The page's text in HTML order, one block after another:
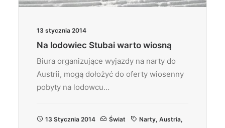
13 stycznia 2014
Na lodowiec Stubai warto wiosną
Biura organizujące wyjazdy na narty do
Austrii, mogą dołożyć do oferty wiosenny
pobyty na lodowcu…
13 Stycznia 2014 Świat Narty, Austria,